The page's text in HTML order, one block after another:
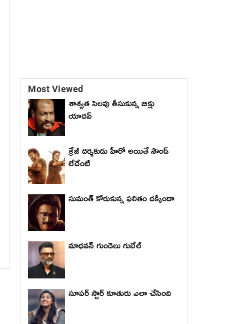
Most Viewed
శాశ్వత సెలవు తీసుకున్న బిక్షు
యాదవ్
క్రేజీ దర్శకుడు హీరో అయితే సౌండ్
లేదేంటి
సుమంత్ కోరుకున్న ఫలితం దక్కిందా
మాధ‌వ‌న్ గుండెలు గుబేల్‌
సూపర్ స్టార్ కూతురు ఎలా చేసింది